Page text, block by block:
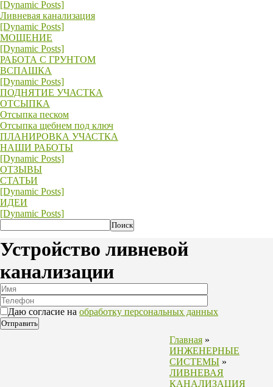
[Dynamic Posts]
Ливневая канализация
[Dynamic Posts]
МОЩЕНИЕ
[Dynamic Posts]
РАБОТА С ГРУНТОМ
ВСПАШКА
[Dynamic Posts]
ПОДНЯТИЕ УЧАСТКА
ОТСЫПКА
Отсыпка песком
Отсыпка щебнем под ключ
ПЛАНИРОВКА УЧАСТКА
НАШИ РАБОТЫ
[Dynamic Posts]
ОТЗЫВЫ
СТАТЬИ
[Dynamic Posts]
ИДЕИ
[Dynamic Posts]
Устройство ливневой
канализации
Даю согласие на обработку персональных данных
Главная »
ИНЖЕНЕРНЫЕ
СИСТЕМЫ »
ЛИВНЕВАЯ
КАНАЛИЗАЦИЯ